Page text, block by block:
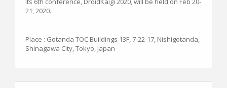
21, 2020.
Place : Gotanda TOC Buildings 13F, 7-22-17, Nishigotanda,
Shinagawa City, Tokyo, Japan